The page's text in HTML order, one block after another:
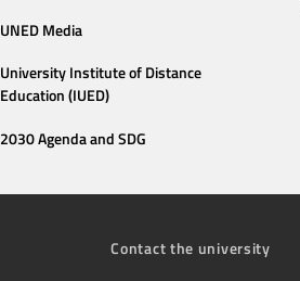
UNED Media
University Institute of Distance
Education (IUED)
2030 Agenda and SDG
Contact the university